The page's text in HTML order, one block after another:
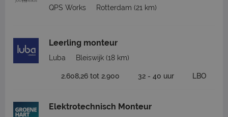
QPS Works Rotterdam (21 km)
Leerling monteur
Luba Bleiswijk (18 km)
2.608,26 tot 2.900 32 - 40 uur LBO
Elektrotechnisch Monteur